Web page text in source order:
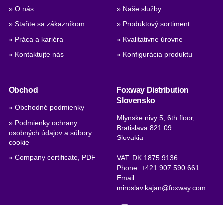
» O nás
» Staňte sa zákazníkom
» Práca a kariéra
» Kontaktujte nás
» Naše služby
» Produktový sortiment
» Kvalitativne úrovne
» Konfigurácia produktu
Obchod
» Obchodné podmienky
» Podmienky ochrany
osobných údajov a súbory
cookie
» Company certificate, PDF
Foxway Distribution
Slovensko
Mlynske nivy 5, 6th floor,
Bratislava 821 09
Slovakia
VAT: DK 1875 9136
Phone:+421 907 590 661
Email:
miroslav.kajan@foxway.com